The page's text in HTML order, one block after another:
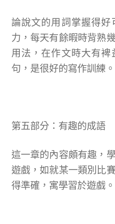
論說文的用詞掌握得
力，每天有餘暇時背熟
用法，在作文時大有
句，是很好的寫作訓練。
第五部分：有趣的成語
這一章的內容頗有趣，
遊戲，如就某一類別比
得準確，寓學習於遊戲。